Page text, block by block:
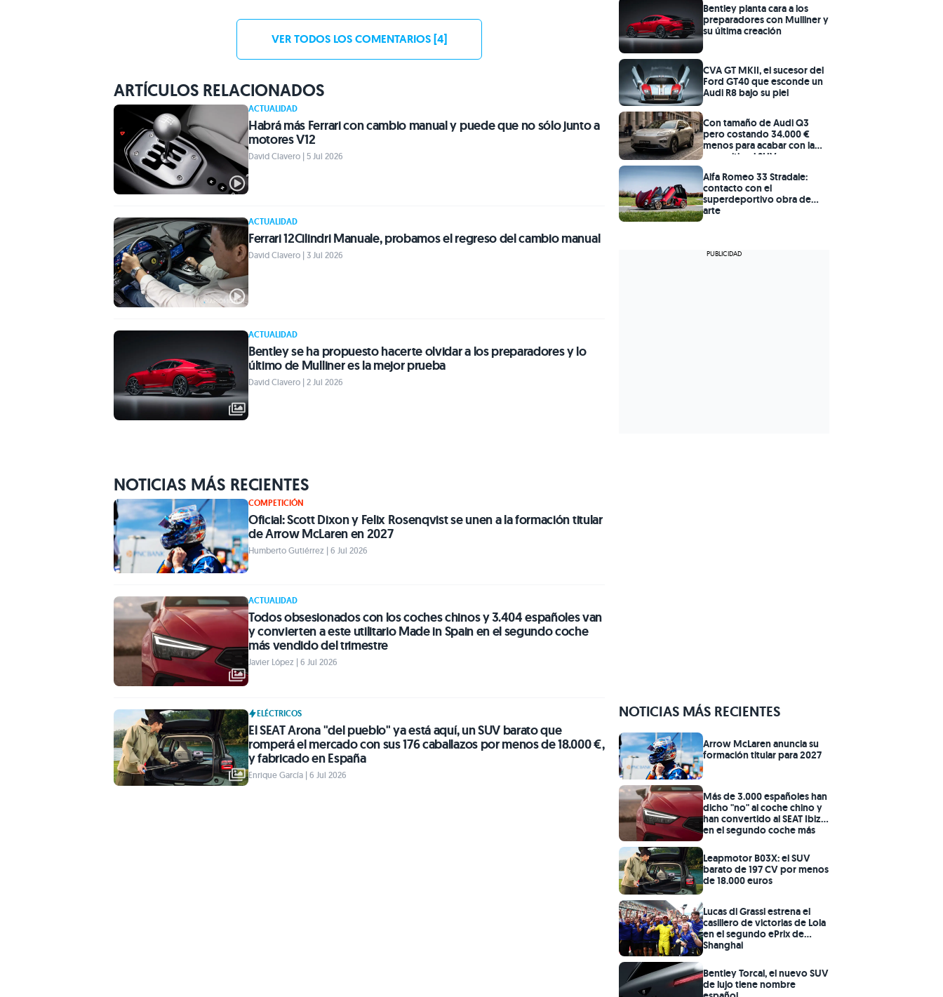
VER TODOS LOS COMENTARIOS [4]
ARTÍCULOS RELACIONADOS
ACTUALIDAD
Habrá más Ferrari con cambio manual y puede que no sólo junto a
motores V12
David Clavero | 5 Jul 2026
ACTUALIDAD
Ferrari 12Cilindri Manuale, probamos el regreso del cambio manual
David Clavero | 3 Jul 2026
ACTUALIDAD
Bentley se ha propuesto hacerte olvidar a los preparadores y lo
último de Mulliner es la mejor prueba
David Clavero | 2 Jul 2026
NOTICIAS MÁS RECIENTES
COMPETICIÓN
Oficial: Scott Dixon y Felix Rosenqvist se unen a la formación titular
de Arrow McLaren en 2027
Humberto Gutiérrez | 6 Jul 2026
ACTUALIDAD
Todos obsesionados con los coches chinos y 3.404 españoles van
y convierten a este utilitario Made in Spain en el segundo coche
más vendido del trimestre
Javier López | 6 Jul 2026
ELÉCTRICOS
El SEAT Arona "del pueblo" ya está aquí, un SUV barato que
romperá el mercado con sus 176 caballazos por menos de 18.000 €,
y fabricado en España
Enrique García | 6 Jul 2026
Bentley planta cara a los
preparadores con Mulliner y
su última creación
CVA GT MKII, el sucesor del
Ford GT40 que esconde un
Audi R8 bajo su piel
Con tamaño de Audi Q3
pero costando 34.000 €
menos para acabar con la
marquitis, el SUV que, con
gasolina durante 100 km, no
tiene rival en calidad-precio
Alfa Romeo 33 Stradale:
contacto con el
superdeportivo obra de
arte
NOTICIAS MÁS RECIENTES
Arrow McLaren anuncia su
formación titular para 2027
Más de 3.000 españoles han
dicho "no" al coche chino y
han convertido al SEAT Ibiza
en el segundo coche más
Leapmotor B03X: el SUV
barato de 197 CV por menos
de 18.000 euros
Lucas di Grassi estrena el
casillero de victorias de Lola
en el segundo ePrix de
Shanghai
Bentley Torcal, el nuevo SUV
de lujo tiene nombre